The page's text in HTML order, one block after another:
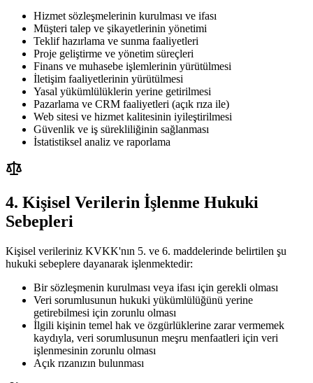
Hizmet sözleşmelerinin kurulması ve ifası
Müşteri talep ve şikayetlerinin yönetimi
Teklif hazırlama ve sunma faaliyetleri
Proje geliştirme ve yönetim süreçleri
Finans ve muhasebe işlemlerinin yürütülmesi
İletişim faaliyetlerinin yürütülmesi
Yasal yükümlülüklerin yerine getirilmesi
Pazarlama ve CRM faaliyetleri (açık rıza ile)
Web sitesi ve hizmet kalitesinin iyileştirilmesi
Güvenlik ve iş sürekliliğinin sağlanması
İstatistiksel analiz ve raporlama
4. Kişisel Verilerin İşlenme Hukuki
Sebepleri
Kişisel verileriniz KVKK'nın 5. ve 6. maddelerinde belirtilen şu
hukuki sebeplere dayanarak işlenmektedir:
Bir sözleşmenin kurulması veya ifası için gerekli olması
Veri sorumlusunun hukuki yükümlülüğünü yerine
getirebilmesi için zorunlu olması
İlgili kişinin temel hak ve özgürlüklerine zarar vermemek
kaydıyla, veri sorumlusunun meşru menfaatleri için veri
işlenmesinin zorunlu olması
Açık rızanızın bulunması